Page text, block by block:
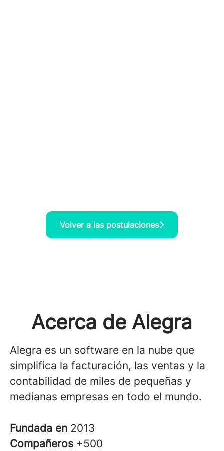
Volver a las postulaciones
Acerca de Alegra
Alegra es un software en la nube que
simplifica la facturación, las ventas y la
contabilidad de miles de pequeñas y
medianas empresas en todo el mundo.
Fundada en 2013
Compañeros +500